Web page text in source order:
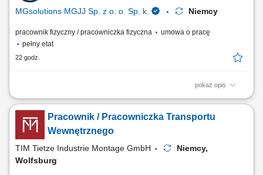
MGsolutions MGJJ Sp. z o. o. Sp. k. Niemcy
pracownik fizyczny / pracowniczka fizyczna
umowa o pracę
pełny etat
22 godz.
pokaż opis
Opis stanowiska Magazynowanie towaru - załadunek oraz rozładunek
towarów dostarczanych do magazynu; Przyjmowanie dostaw;
Przygotowywanie towaru do dalszej wysyłki; Proste prace pomocnicze
na terenie magazynu logistycznego;
Pracownik / Pracowniczka Transportu
Wewnętrznego
TIM Tietze Industrie Montage GmbH
Niemcy,
Wolfsburg